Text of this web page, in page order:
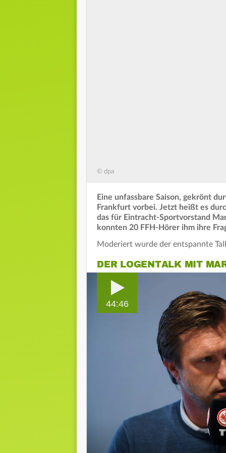
© dpa
Eine unfassbare Saison, gekrönt
Frankfurt vorbei. Jetzt heißt es
das für Eintracht-Sportvorstand
konnten 20 FFH-Hörer ihm ihre
Moderiert wurde der entspannte
DER LOGENTALK MIT
44:46